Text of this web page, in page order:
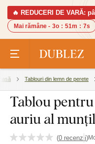
🔥 REDUCERI DE VARĂ:
Mai rămâne - 3o : 51m : 6s
Tablouri din lemn de perete
Tablou
auriu al
(0 recenzii)